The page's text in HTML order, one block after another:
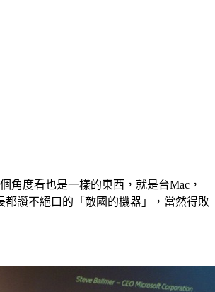
角度看也是一樣的東西，就是台Mac，
都讚不絕口的「敵國的機器」，當然得敗